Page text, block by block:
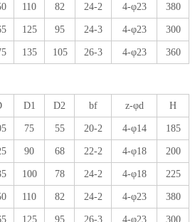
110 82 24-2 4-φ23 380
125 95 24-3 4-φ23 300
135 105 26-3 4-φ23 360
D1 D2 bf z-φd H
75 55 20-2 4-φ14 185
90 68 22-2 4-φ18 200
100 78 24-2 4-φ18 225
110 82 24-2 4-φ23 380
125 95 26-3 4-φ23 300